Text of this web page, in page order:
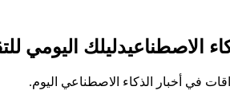
الاصطناعيدليلك اليومي
في أخبار الذكاء الاصطناعي اليوم.